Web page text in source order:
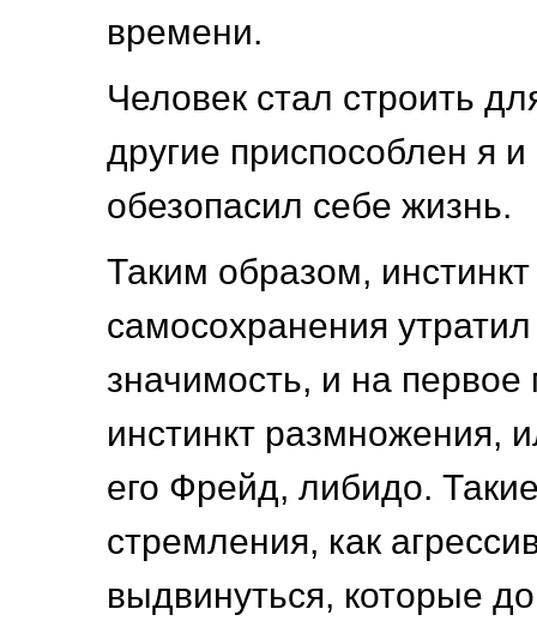
времени.
Человек стал строить
другие приспособлен я
обезопасил себе жизнь.
Таким образом, инстинкт
самосохранения
значимость, и на
инстинкт размножения,
его Фрейд, либидо.
стремления, как
выдвинуться, которые до